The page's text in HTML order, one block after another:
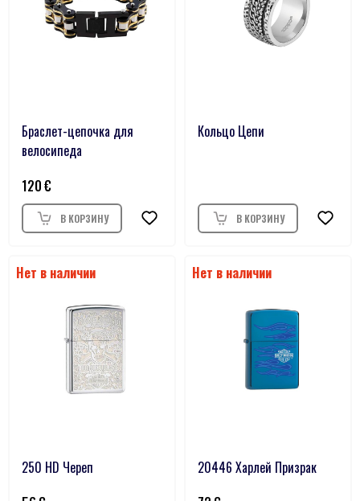
Браслет-цепочка для
велосипеда
120
Кольцо Цепи
250 HD Череп
20446 Харлей Призрак